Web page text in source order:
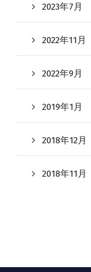
2023年7月
2022年11月
2022年9月
2019年1月
2018年12月
2018年11月